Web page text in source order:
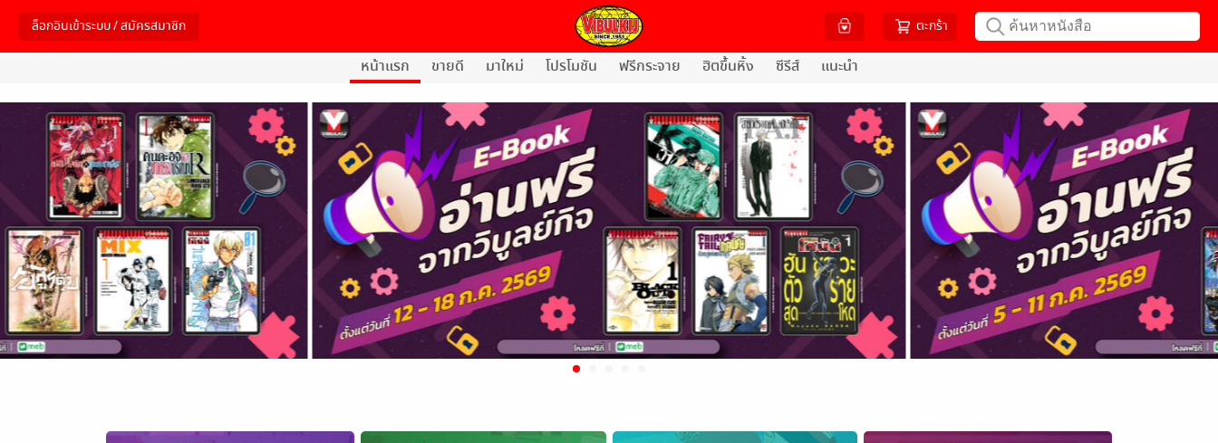
ตะกร้า
หน้าแรก ขายดี มาใหม่ โปรโมชัน ฟรีกระจาย ฮิตขึ้นหิ้ง ซีรีส์ แนะนำ